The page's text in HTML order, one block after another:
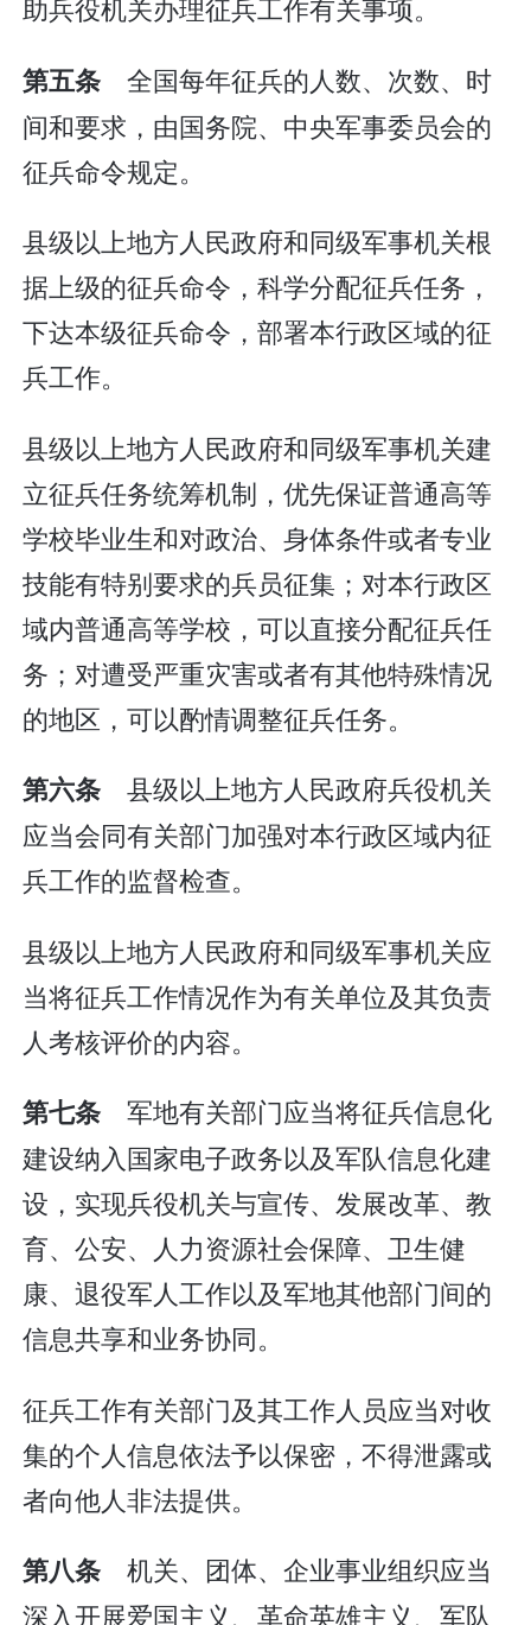
助兵役机关办理征兵工作有关事项。
第五条 全国每年征兵的人数、次数、时
间和要求，由国务院、中央军事委员会的
征兵命令规定。
县级以上地方人民政府和同级军事机关根
据上级的征兵命令，科学分配征兵任务，
下达本级征兵命令，部署本行政区域的征
兵工作。
县级以上地方人民政府和同级军事机关建
立征兵任务统筹机制，优先保证普通高等
学校毕业生和对政治、身体条件或者专业
技能有特别要求的兵员征集；对本行政区
域内普通高等学校，可以直接分配征兵任
务；对遭受严重灾害或者有其他特殊情况
的地区，可以酌情调整征兵任务。
第六条 县级以上地方人民政府兵役机关
应当会同有关部门加强对本行政区域内征
兵工作的监督检查。
县级以上地方人民政府和同级军事机关应
当将征兵工作情况作为有关单位及其负责
人考核评价的内容。
第七条 军地有关部门应当将征兵信息化
建设纳入国家电子政务以及军队信息化建
设，实现兵役机关与宣传、发展改革、教
育、公安、人力资源社会保障、卫生健
康、退役军人工作以及军地其他部门间的
信息共享和业务协同。
征兵工作有关部门及其工作人员应当对收
集的个人信息依法予以保密，不得泄露或
者向他人非法提供。
第八条 机关、团体、企业事业组织应当
深入开展爱国主义、革命英雄主义、军队